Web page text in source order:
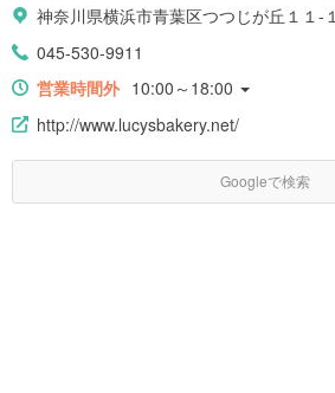
神奈川県横浜市青葉区つつじが丘１１-１
045-530-9911
営業時間外 10:00～18:00
http://www.lucysbakery.net/
Googleで検索